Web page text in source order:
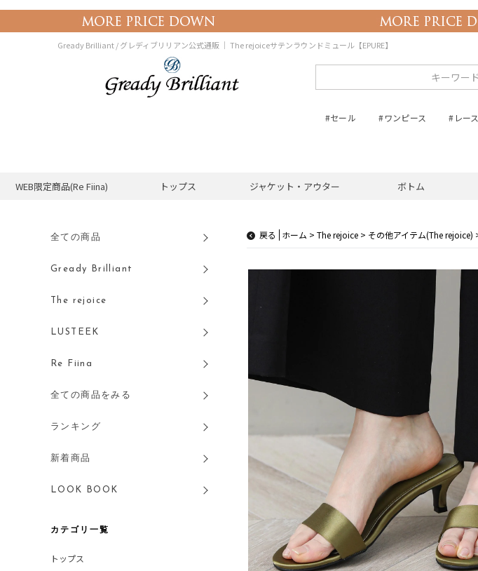
Gready Brilliant / グレディブリリアン公式通販 ｜ The rejoiceサテンラウンドミュール【EPURE】
#セール #ワンピース #レース
WEB限定商品(Re Fiina) トップス ジャケット・アウター ボトム
全ての商品
Gready Brilliant
The rejoice
LUSTEEK
Re Fiina
全ての商品をみる
ランキング
新着商品
LOOK BOOK
カテゴリ一覧
トップス
The rejoice その他アイテム(The rejoice)
戻る